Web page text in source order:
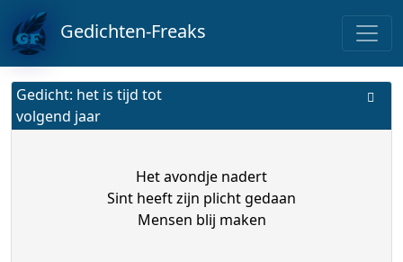
Gedichten-Freaks
Gedicht: het is tijd tot
volgend jaar
Het avondje nadert
Sint heeft zijn plicht gedaan
Mensen blij maken